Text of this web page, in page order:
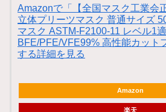
Amazonで「【全国マスク工業会
立体プリーツマスク 普通サイズ
マスク ASTM-F2100-11 レベル1
BFE/PFE/VFE99% 高性能カット
する詳細を見る
Amazon
楽天